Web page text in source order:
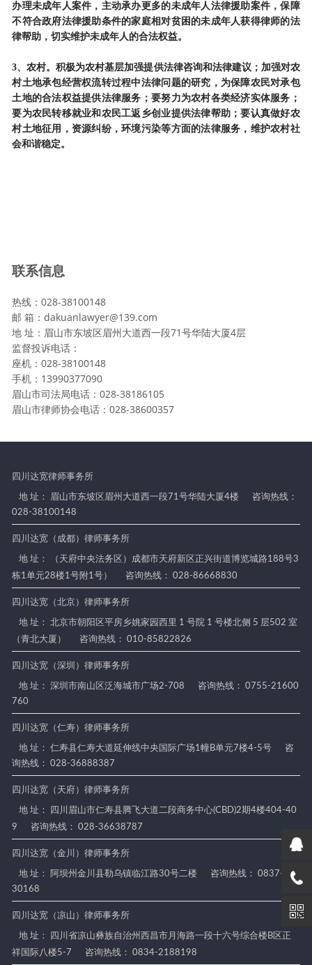
办理未成年人案件，主动承办更多的未成年人法律援助案件，保障
不符合政府法律援助条件的家庭相对贫困的未成年人获得律师的法
律帮助，切实维护未成年人的合法权益。
3、农村。积极为农村基层加强提供法律咨询和法律建议；加强对农
村土地承包经营权流转过程中法律问题的研究，为保障农民对承包
土地的合法权益提供法律服务；要努力为农村各类经济实体服务；
要为农民转移就业和农民工返乡创业提供法律帮助；要认真做好农
村土地征用，资源纠纷，环境污染等方面的法律服务，维护农村社
会和谐稳定。
联系信息
热线：028-38100148
邮 箱：dakuanlawyer@139.com
地 址：眉山市东坡区眉州大道西一段71号华陆大厦4层
监督投诉电话：
座机：028-38100148
手机：13990377090
眉山市司法局电话：028-38186105
眉山市律师协会电话：028-38600357
四川达宽律师事务所
地 址： 眉山市东坡区眉州大道西一段71号华陆大厦4楼
咨询热线：
028-38100148
四川达宽（成都）律师事务所
地 址： （天府中央法务区）成都市天府新区正兴街道博览城路188号3
栋1单元28楼1号附1号）
咨询热线： 028-86668830
四川达宽（北京）律师事务所
地 址： 北京市朝阳区平房乡姚家园西里 1 号院 1 号楼北侧 5 层502 室
（青北大厦）
咨询热线： 010-85822826
四川达宽（深圳）律师事务所
地 址： 深圳市南山区泛海城市广场2-708
咨询热线： 0755-21600
760
四川达宽（仁寿）律师事务所
地 址： 仁寿县仁寿大道延伸线中央国际广场1幢B单元7楼4-5号
咨
询热线： 028-36888387
四川达宽（天府）律师事务所
地 址： 四川眉山市仁寿县腾飞大道二段商务中心(CBD)2期4楼404-40
9
咨询热线： 028-36638787
四川达宽（金川）律师事务所
地 址： 阿坝州金川县勒乌镇临江路30号二楼
咨询热线： 0837-88
30168
四川达宽（凉山）律师事务所
地 址： 四川省凉山彝族自治州西昌市月海路一段十六号综合楼B区正
祥国际八楼5-7
咨询热线： 0834-2188198